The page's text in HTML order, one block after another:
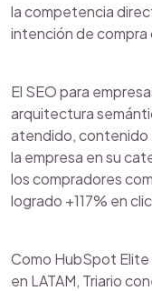
la competencia
intención de
El SEO para
arquitectura
atendido, contenido
la empresa en su
los compradores
logrado +117% en
Como HubSpot
en LATAM, Triario